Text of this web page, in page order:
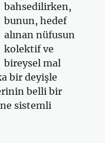
bahsedilirken,
bunun, hedef
alınan nüfusun
kolektif ve
bireysel mal
bir deyişle
belli bir
sistemli